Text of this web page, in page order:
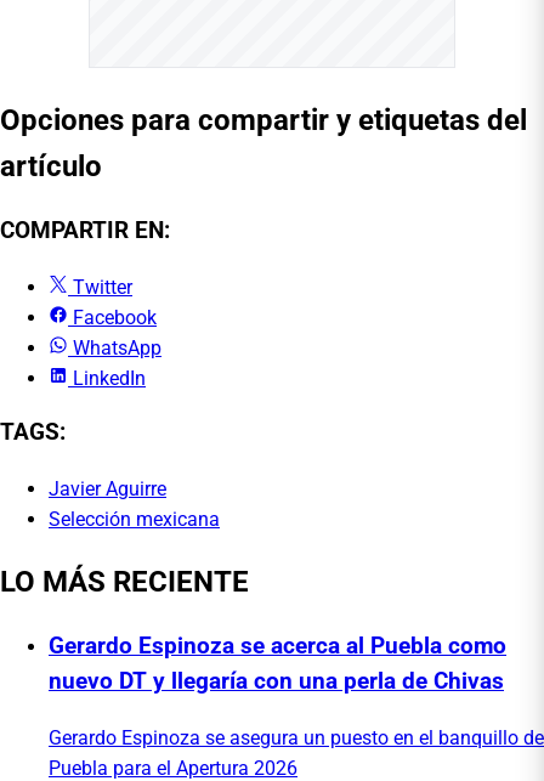
Opciones para compartir y etiquetas del
artículo
COMPARTIR EN:
Twitter
Facebook
WhatsApp
LinkedIn
TAGS:
Javier Aguirre
Selección mexicana
LO MÁS RECIENTE
Gerardo Espinoza se acerca al Puebla como
nuevo DT y llegaría con una perla de Chivas
Gerardo Espinoza se asegura un puesto en el banquillo de
Puebla para el Apertura 2026